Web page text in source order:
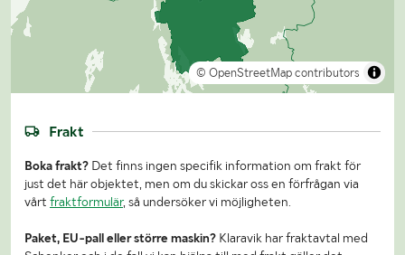
© OpenStreetMap contributors
Frakt
Boka frakt? Det finns ingen specifik information om frakt för
just det här objektet, men om du skickar oss en förfrågan via
vårt fraktformulär, så undersöker vi möjligheten.
Paket, EU-pall eller större maskin? Klaravik har fraktavtal med